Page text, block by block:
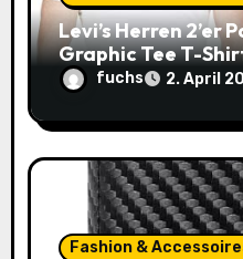
Levi’s Herren 2’er
Graphic Tee T-
(Gr. XXS-XXL) –
fuchs 2. April
Fashion &